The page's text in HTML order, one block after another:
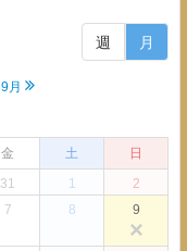
9月
週 月
金 土
日
31 1
2
7 8 9
×